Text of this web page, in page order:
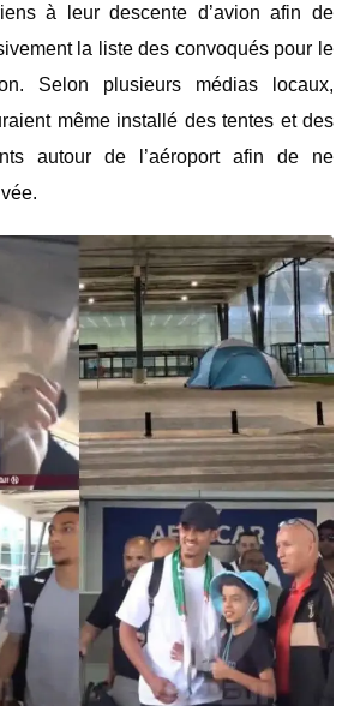
à leur descente d’avion afin de
la liste des convoqués pour le
Selon plusieurs médias locaux,
même installé des tentes et des
autour de l’aéroport afin de ne